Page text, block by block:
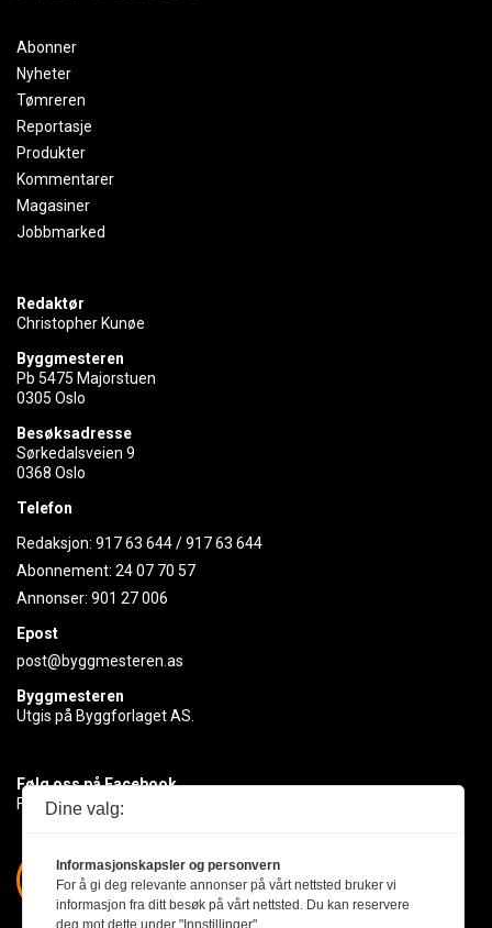
Abonner
Nyheter
Tømreren
Reportasje
Produkter
Kommentarer
Magasiner
Jobbmarked
Redaktør
Christopher Kunøe
Byggmesteren
Pb 5475 Majorstuen
0305 Oslo
Besøksadresse
Sørkedalsveien 9
0368 Oslo
Telefon
Redaksjon: 917 63 644/917 63 644
Abonnement: 24 07 70 57
Annonser: 901 27 006
Epost
post@byggmesteren.as
Byggmesteren
Utgis på Byggforlaget AS.
Følg oss på Facebook
Få med deg det siste innen byggebransjen
Dine valg:
Informasjonskapsler og personvern
For å gi deg relevante annonser på vårt nettsted bruker vi
informasjon fra ditt besøk på vårt nettsted. Du kan reservere
deg mot dette under "Innstillinger".